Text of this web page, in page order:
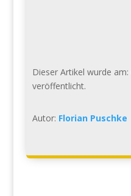
Dieser Artikel wurde am:
veröffentlicht.
Autor: Florian Puschke